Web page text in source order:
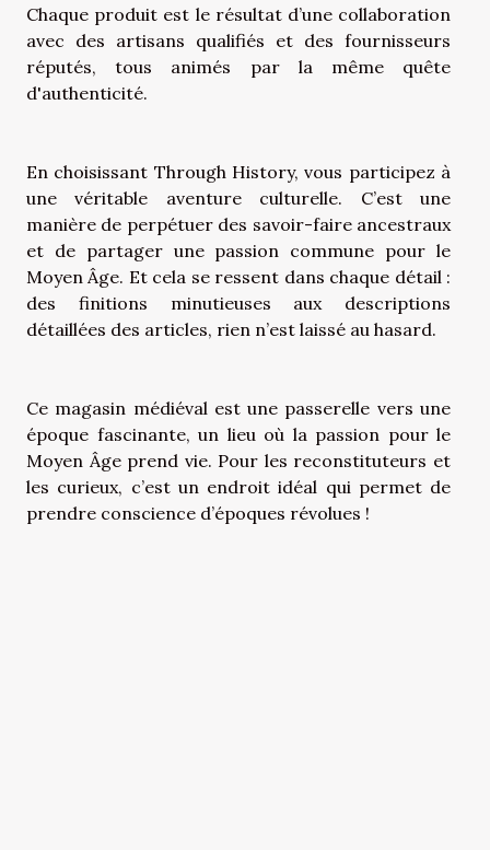
Chaque produit est le résultat d’une collaboration
avec des artisans qualifiés et des fournisseurs
réputés, tous animés par la même quête
d'authenticité.
En choisissant Through History, vous participez à
une véritable aventure culturelle. C’est une
manière de perpétuer des savoir-faire ancestraux
et de partager une passion commune pour le
Moyen Âge. Et cela se ressent dans chaque détail :
des finitions minutieuses aux descriptions
détaillées des articles, rien n’est laissé au hasard.
Ce magasin médiéval est une passerelle vers une
époque fascinante, un lieu où la passion pour le
Moyen Âge prend vie. Pour les reconstituteurs et
les curieux, c’est un endroit idéal qui permet de
prendre conscience d’époques révolues !